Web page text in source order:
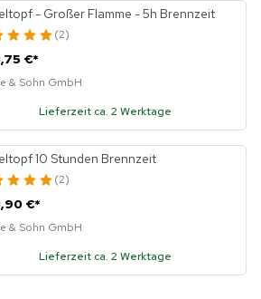
- Großer Flamme - 5h Brennzeit
2
€*
& Sohn GmbH
Lieferzeit ca. 2 Werktage
10 Stunden Brennzeit
2
€*
& Sohn GmbH
Lieferzeit ca. 2 Werktage